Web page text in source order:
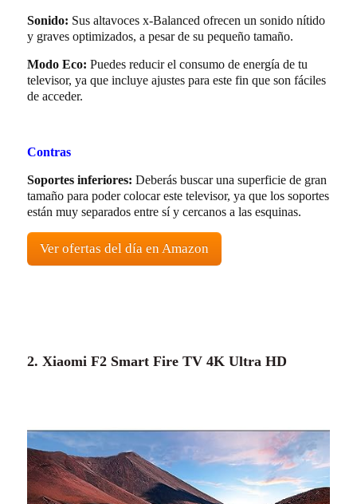
Sonido: Sus altavoces x-Balanced ofrecen un sonido nítido
y graves optimizados, a pesar de su pequeño tamaño.
Modo Eco: Puedes reducir el consumo de energía de tu
televisor, ya que incluye ajustes para este fin que son fáciles
de acceder.
Contras
Soportes inferiores: Deberás buscar una superficie de gran
tamaño para poder colocar este televisor, ya que los soportes
están muy separados entre sí y cercanos a las esquinas.
Ver ofertas del día en Amazon
2. Xiaomi F2 Smart Fire TV 4K Ultra HD